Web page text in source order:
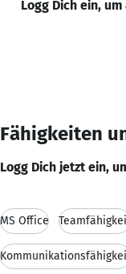
Logg Dich ein,
Fähigkeiten
Logg Dich jetzt ein,
MS Office